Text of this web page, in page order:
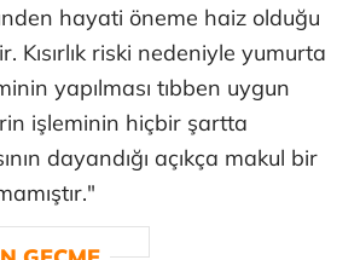
hayati öneme haiz olduğu
Kısırlık riski nedeniyle yumurta
yapılması tıbben uygun
işleminin hiçbir şartta
dayandığı açıkça makul bir